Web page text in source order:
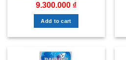
9.300.000 ₫
Add to cart